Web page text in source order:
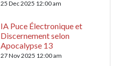
25 Dec 2025 12:00 am
IA Puce Électronique et
Discernement selon
Apocalypse 13
27 Nov 2025 12:00 am